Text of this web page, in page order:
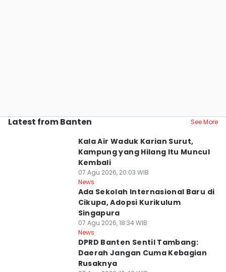
Latest from Banten See More
Kala Air Waduk Karian Surut,
Kampung yang Hilang Itu Muncul
Kembali
07 Agu 2026, 20:03 WIB
News
Ada Sekolah Internasional Baru di
Cikupa, Adopsi Kurikulum
Singapura
07 Agu 2026, 18:34 WIB
News
DPRD Banten Sentil Tambang:
Daerah Jangan Cuma Kebagian
Rusaknya